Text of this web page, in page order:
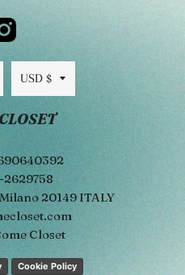
Valuta
USD $
2629758
20149 ITALY
Closet
Cookie Policy Metodi